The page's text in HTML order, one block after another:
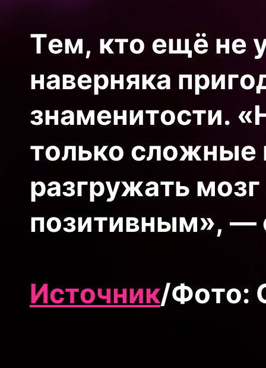
Тем, кто ещё не
наверняка
знаменитости.
только сложные
разгружать
позитивным», —
Источник/Фото: